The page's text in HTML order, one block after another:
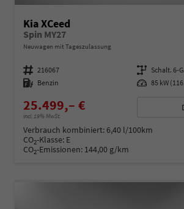
Kia XCeed
Spin MY27
Neuwagen mit Tageszulassung
Fahrzeugnummer 216067 Getriebe Schalt. 6-
Kraftstoff Benzin Leistung 85 kW (116
25.499,– €
incl. 19% MwSt.
Verbrauch kombiniert:6,40 l/100km
CO2-Klasse: E
CO2-Emissionen: 144,00 g/km